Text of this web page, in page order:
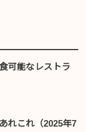
可能なレストラ
れこれ（2025年7